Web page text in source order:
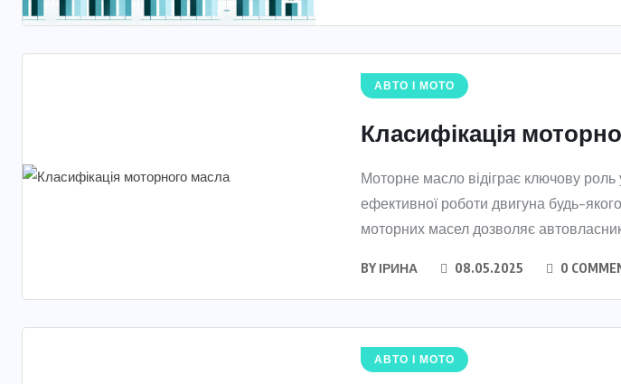
АВТО І МОТО
Класифікація
Моторне масло відіграє ключову роль
ефективної роботи двигуна будь-
моторних масел дозволяє
BY ІРИНА 08.05.2025 0
АВТО І МОТО